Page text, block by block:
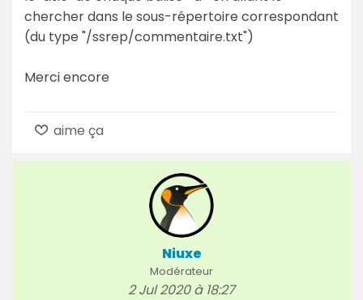
chercher dans le sous-répertoire correspondant
(du type "/ssrep/commentaire.txt")
Merci encore
aime ça
Niuxe
Modérateur
2 Jul 2020 à 18:27